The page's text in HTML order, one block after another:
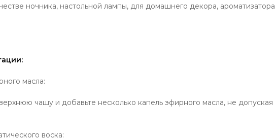
ночника, настольной лампы, для домашнего декора, ароматизатора
масла:
чашу и добавьте несколько капель эфирного масла, не допуская
воска: